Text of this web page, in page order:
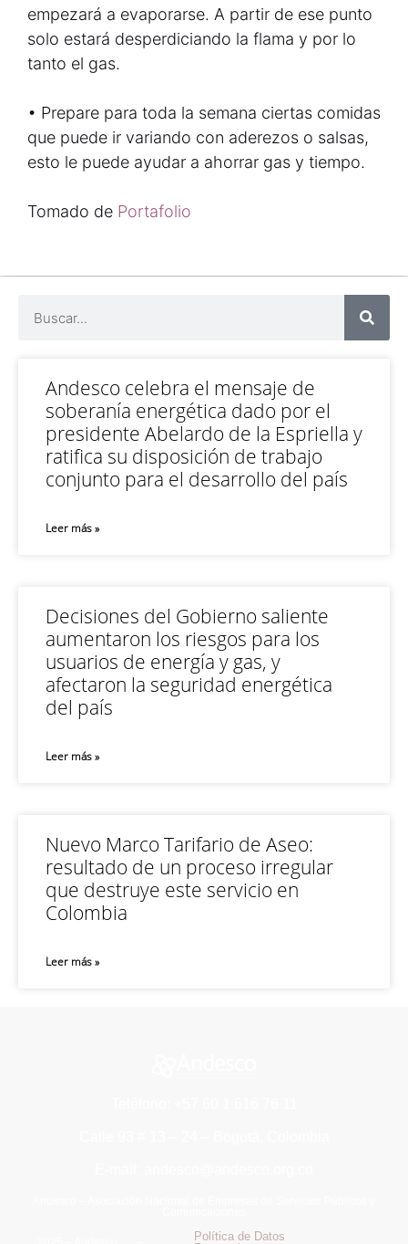
empezará a evaporarse. A partir de ese punto
solo estará desperdiciando la flama y por lo
tanto el gas.
• Prepare para toda la semana ciertas comidas
que puede ir variando con aderezos o salsas,
esto le puede ayudar a ahorrar gas y tiempo.
Tomado de Portafolio
Andesco celebra el mensaje de
soberanía energética dado por el
presidente Abelardo de la Espriella y
ratifica su disposición de trabajo
conjunto para el desarrollo del país
Leer más »
Decisiones del Gobierno saliente
aumentaron los riesgos para los
usuarios de energía y gas, y
afectaron la seguridad energética
del país
Leer más »
Nuevo Marco Tarifario de Aseo:
resultado de un proceso irregular
que destruye este servicio en
Colombia
Leer más »
Política de Datos